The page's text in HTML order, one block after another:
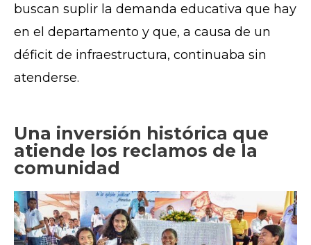
buscan suplir la demanda educativa que hay
en el departamento y que, a causa de un
déficit de infraestructura, continuaba sin
atenderse.
Una inversión histórica que
atiende los reclamos de la
comunidad